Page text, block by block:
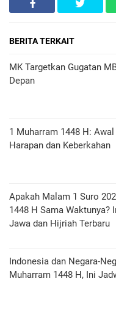
BERITA TERKAIT
MK Targetkan Gugatan
Depan
1 Muharram 1448 H: Awal
Harapan dan Keberkahan
Apakah Malam 1 Suro
1448 H Sama Waktunya?
Jawa dan Hijriah Terbaru
Indonesia dan Negara-
Muharram 1448 H, Ini